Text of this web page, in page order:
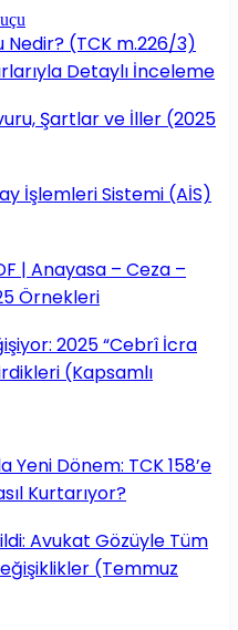
Nedir? (TCK m.226/3)
Detaylı İnceleme
Şartlar ve İller (2025
İşlemleri Sistemi (AİS)
| Anayasa – Ceza –
Örnekleri
2025 “Cebrî İcra
(Kapsamlı
Yeni Dönem: TCK 158’e
Kurtarıyor?
Avukat Gözüyle Tüm
(Temmuz